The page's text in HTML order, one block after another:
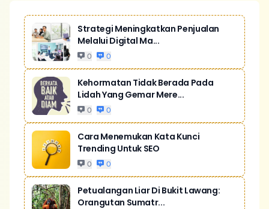
Strategi Meningkatkan Penjualan
Melalui Digital Ma...
0 0
Kehormatan Tidak Berada Pada
Lidah Yang Gemar Mere...
0 0
Cara Menemukan Kata Kunci
Trending Untuk SEO
0 0
Petualangan Liar Di Bukit Lawang:
Orangutan Sumatr...